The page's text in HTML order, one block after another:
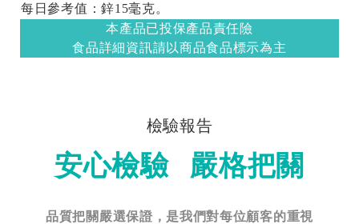
每日參考值：鋅15毫克。
本產品已投保產品責任險
食品詳細資訊請以商品食品標示為主
檢驗報告
安心檢驗 嚴格把關
品質把關嚴選保證，是我們對每位顧客的重視